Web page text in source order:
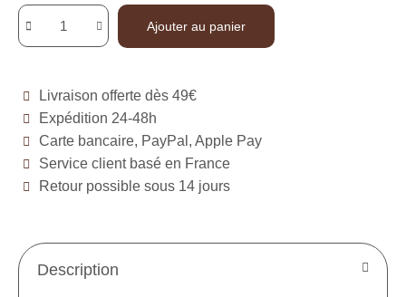
Ajouter au panier
Livraison offerte dès 49€
Expédition 24-48h
Carte bancaire, PayPal, Apple Pay
Service client basé en France
Retour possible sous 14 jours
Description